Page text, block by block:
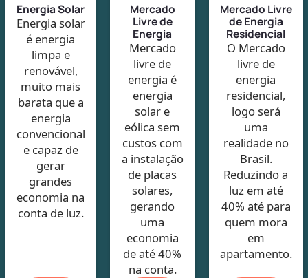
Energia Solar
Energia solar
é energia
limpa e
renovável,
muito mais
barata que a
energia
convencional
e capaz de
gerar
grandes
economia na
conta de luz.
Mercado
Livre de
Energia
Mercado
livre de
energia é
energia
solar e
eólica sem
custos com
a instalação
de placas
solares,
gerando
uma
economia
de até 40%
na conta.
Mercado Livre
de Energia
Residencial
O Mercado
livre de
energia
residencial,
logo será
uma
realidade no
Brasil.
Reduzindo a
luz em até
40% até para
quem mora
em
apartamento.